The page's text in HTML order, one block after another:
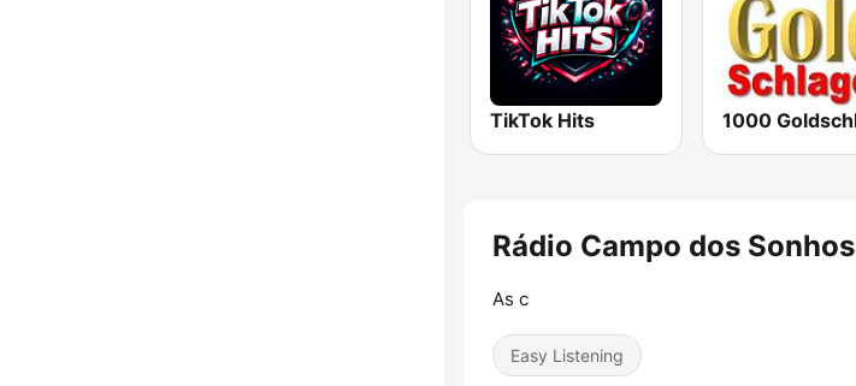
TikTok Hits
Rádio Campo dos Sonhos
As c
Easy Listening